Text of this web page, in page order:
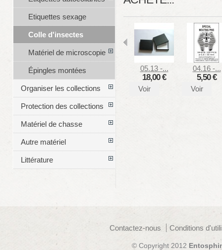
05.13 -...
18,00 €
Voir
04.16 -...
5,50 €
Voir
Etiquettes sexage
Colle d'insectes
Matériel de microscopie
Épingles montées
Organiser les collections
Protection des collections
Matériel de chasse
Autre matériel
Littérature
Contactez-nous Conditions
© Copyright 2012